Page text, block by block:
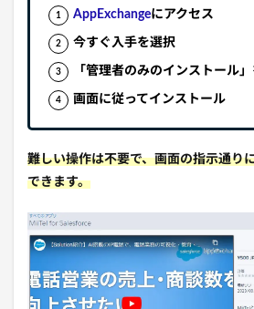
AppExchangeにアクセス
今すぐ入手を選択
「管理者のみのインストール
画面に従ってインストール
難しい操作は不要で、画面の指示通り
できます。